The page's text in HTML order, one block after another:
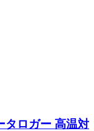
タロガー 高温対